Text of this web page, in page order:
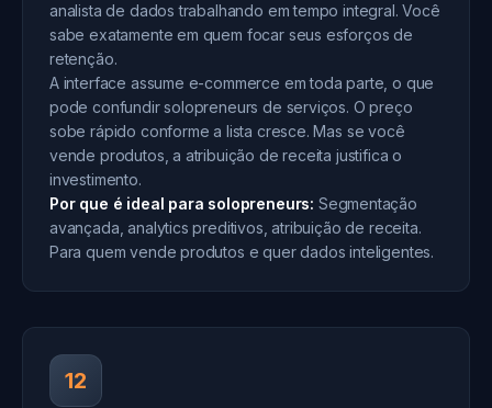
analista de dados trabalhando em tempo integral. Você
sabe exatamente em quem focar seus esforços de
retenção.
A interface assume e-commerce em toda parte, o que
pode confundir solopreneurs de serviços. O preço
sobe rápido conforme a lista cresce. Mas se você
vende produtos, a atribuição de receita justifica o
investimento.
Por que é ideal para solopreneurs: Segmentação
avançada, analytics preditivos, atribuição de receita.
Para quem vende produtos e quer dados inteligentes.
12